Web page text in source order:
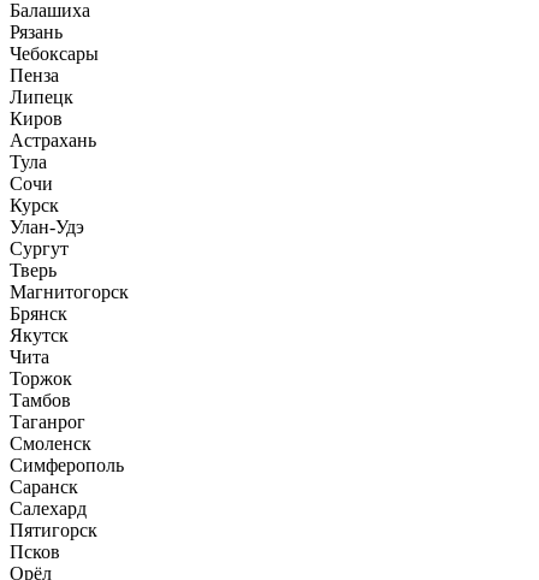
Балашиха
Рязань
Чебоксары
Пенза
Липецк
Киров
Астрахань
Тула
Сочи
Курск
Улан-Удэ
Сургут
Тверь
Магнитогорск
Брянск
Якутск
Чита
Торжок
Тамбов
Таганрог
Смоленск
Симферополь
Саранск
Салехард
Пятигорск
Псков
Орёл